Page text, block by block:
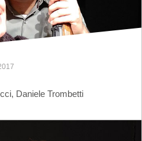
Daniele Trombetti